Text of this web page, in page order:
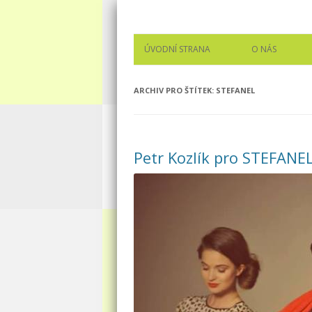
APFOTOSTUDIO
ÚVODNÍ STRANA O NÁS
ARCHIV PRO ŠTÍTEK: STEFANEL
Petr Kozlík pro